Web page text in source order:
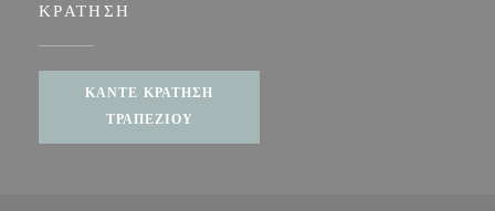
ΚΡΆΤΗΣΗ
ΚΆΝΤΕ ΚΡΆΤΗΣΗ
ΤΡΑΠΕΖΙΟΎ